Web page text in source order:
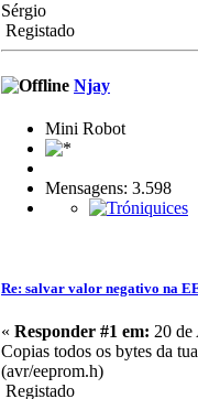
Sérgio
Registado
Njay
Mini Robot
Mensagens: 3.598
Re: salvar valor negativo na
« Responder #1 em: 20 de
Copias todos os bytes da
(avr/eeprom.h)
Registado